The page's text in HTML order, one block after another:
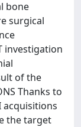
bone
surgical
investigation
of the
Thanks to
acquisitions
the target